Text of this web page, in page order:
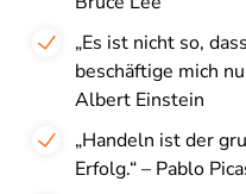
„Es ist nicht so,
beschäftige mich
Albert Einstein
„Handeln ist der
Erfolg.“ – Pablo